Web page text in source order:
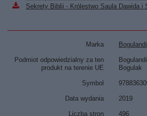
Sekrety Biblii - Królestwo Saula Dawida i
Marka
Podmiot odpowiedzialny za ten
produkt na terenie UE
Bogulak
Symbol
Data wydania 2019
Liczba stron 496